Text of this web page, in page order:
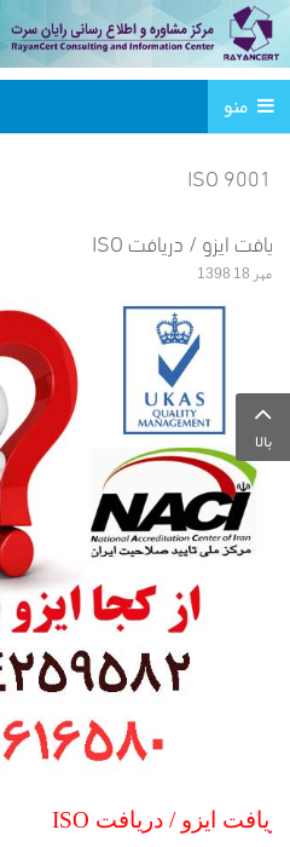
منو
ISO 9001
دریافت ایزو / دریافت ISO
مهر 18 1398
دریافت ایزو / دریافت ISO
بالا